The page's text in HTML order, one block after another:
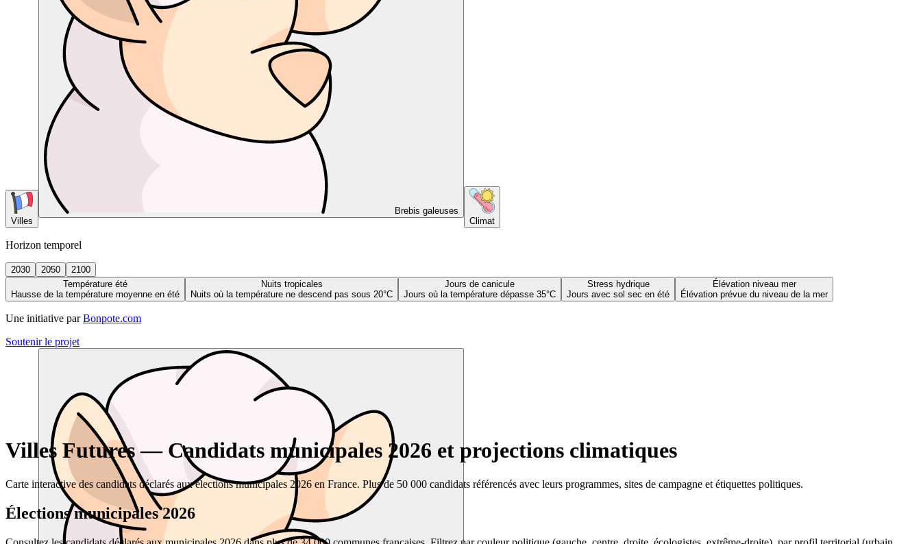
Villes
Brebis galeuses
Climat
Horizon temporel
2030 2050
2100
Température été
Hausse de la température moyenne en été
Nuits tropicales
Nuits où la température ne descend pas sous 20°C
Jours de canicule
Jours où la température dépasse 35°C
Stress hydrique
Jours avec sol sec en été
Élévation niveau mer
Élévation prévue du niveau de la mer
Une initiative par Bonpote.com
Soutenir le projet
Villes Futures — Candidats municipales 2026 et projections climatiques
Carte interactive des candidats déclarés aux élections municipales 2026 en France. Plus de 50 000 candidats référencés avec leurs programmes, sites de campagne et étiquettes politiques.
Élections municipales 2026